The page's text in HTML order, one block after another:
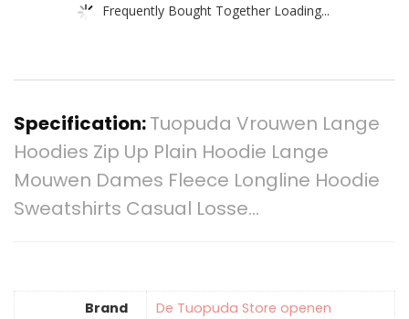
Frequently Bought Together Loading...
Specification:Tuopuda Vrouwen Lange
Hoodies Zip Up Plain Hoodie Lange
Mouwen Dames Fleece Longline Hoodie
Sweatshirts Casual Losse…
Brand De Tuopuda Store openen